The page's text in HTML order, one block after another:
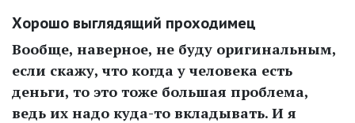
Хорошо выглядящий проходимец
Вообще, наверное, не буду оригинальным,
если скажу, что когда у человека есть
деньги, то это тоже большая проблема,
ведь их надо куда-то вкладывать. И я